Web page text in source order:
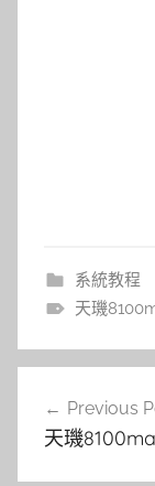
系統教程
天璣
Previous
天璣